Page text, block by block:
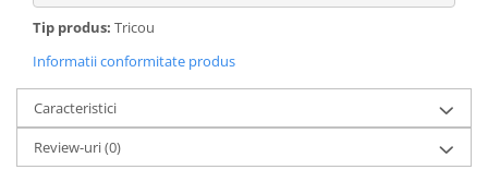
Tip produs: Tricou
Informatii conformitate produs
Caracteristici
Review-uri(0)